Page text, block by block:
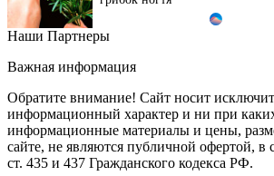
Этот танец невесты
Пересмотрела 10 раз
i
Ролик длится пару
секунд, но вы будете в
шоке от увиденного
Наши Партнеры
Важная информация
Обратите внимание! Сайт носит
информационный характер и ни при
информационные материалы и цены,
сайте, не являются публичной офертой, в
ст. 435 и 437 Гражданского кодекса РФ.